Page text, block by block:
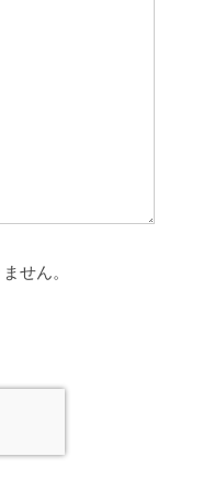
せん。